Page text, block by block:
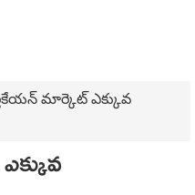
మార్కెట్ ఎక్కువ